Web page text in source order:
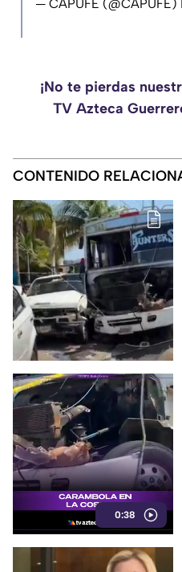
— CAPUFE (@CAPUFE)
¡No te pierdas
TV Azteca
CONTENIDO
0:38